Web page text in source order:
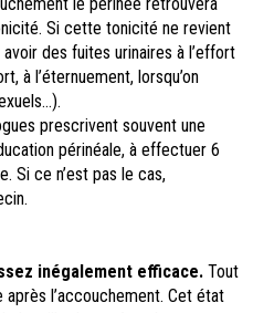
Si cette tonicité ne revient
des fuites urinaires à l’effort
à l’éternuement, lorsqu’on
prescrivent souvent une
périnéale, à effectuer 6
Si ce n’est pas le cas,
inégalement efficace. Tout
après l’accouchement. Cet état